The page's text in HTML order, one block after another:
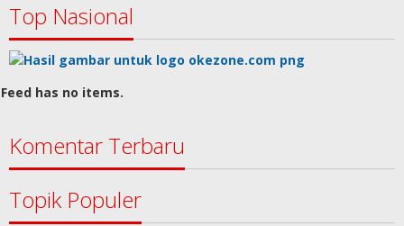
Top Nasional
Feed has no items.
Komentar Terbaru
Topik Populer